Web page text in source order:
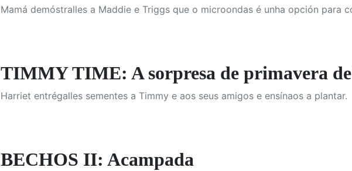
Mamá demóstralles a Maddie e Triggs que o microondas é unha opción para
TIMMY TIME: A sorpresa de primavera
Harriet entrégalles sementes a Timmy e aos seus amigos e ensínaos a plantar.
BECHOS II: Acampada